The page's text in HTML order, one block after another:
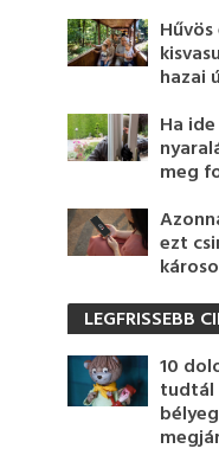
hazai
Ha
meg
ezt
LEGFRISSEBB
10
tudtál